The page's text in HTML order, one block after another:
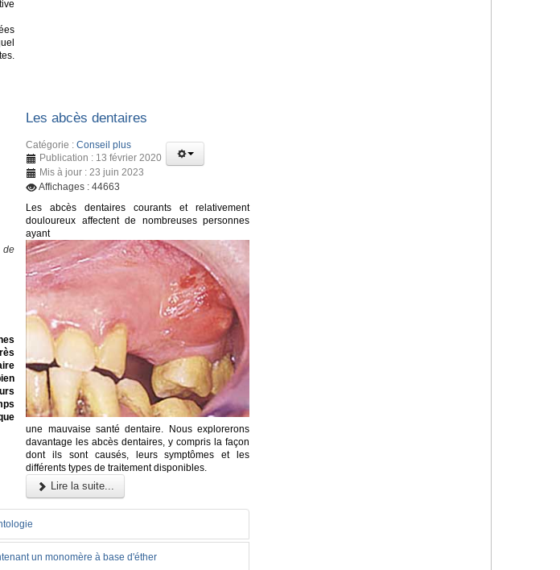
de
Les abcès dentaires
Catégorie :Conseil plus
Publication : 13 février 2020
Mis à jour : 23 juin 2023
Affichages : 44663
Les abcès dentaires courants et relativement
douloureux affectent de nombreuses personnes
ayant
une mauvaise santé dentaire. Nous explorerons
davantage les abcès dentaires, y compris la façon
dont ils sont causés, leurs symptômes et les
différents types de traitement disponibles.
Lire la suite...
un monomère à base d'éther